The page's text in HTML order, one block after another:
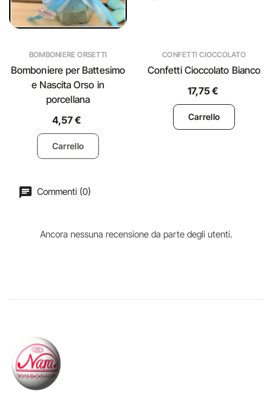
BOMBONIERE ORSETTI
Bomboniere per Battesimo
e Nascita Orso in
porcellana
4,57 €
Carrello
CONFETTI CIOCCOLATO
Confetti Cioccolato Bianco
17,75 €
Carrello
Commenti (0)
Ancora nessuna recensione da parte degli utenti.